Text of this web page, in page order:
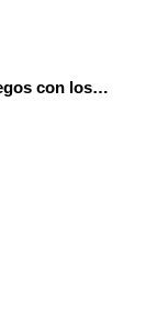
Programa con Scratch juegos con los partidos del mundial 2026 ganados por España